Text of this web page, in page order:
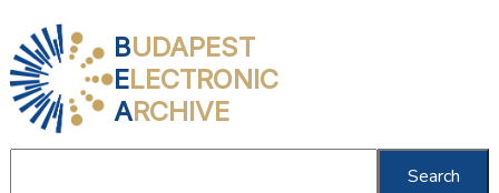
BUDAPEST
ELECTRONIC
ARCHIVE
Search